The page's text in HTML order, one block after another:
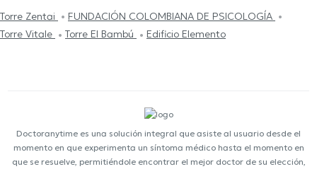
Torre Zentai
FUNDACIÓN COLOMBIANA DE PSICOLOGÍA
Torre Vitale
Torre El Bambú Edificio Elemento
Doctoranytime es una solución integral que asiste al usuario desde el
momento en que experimenta un síntoma médico hasta el momento en
que se resuelve, permitiéndole encontrar el mejor doctor de su elección,